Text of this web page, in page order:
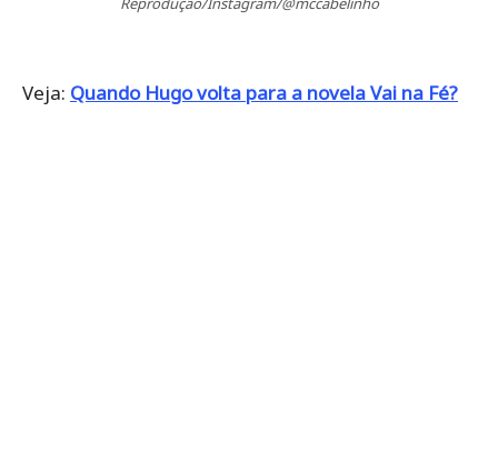
Veja: Quando Hugo volta para a novela Vai na Fé?